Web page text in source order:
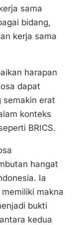
sama
bidang,
kerja sama
harapan
dapat
semakin erat
konteks
BRICS.
hangat
Ia
makna
bukti
kedua